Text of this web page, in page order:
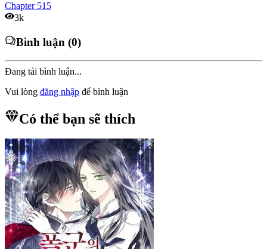
Chapter 515
3k
Bình luận (0)
Đang tải bình luận...
Vui lòng đăng nhập để bình luận
Có thể bạn sẽ thích